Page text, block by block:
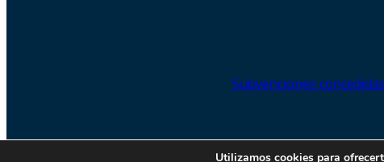
Subvenciones concedidas
© 2026 Copyright © | Victorino
Utilizamos cookies para